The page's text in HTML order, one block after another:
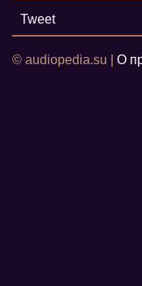
Tweet
© audiopedia.su | О